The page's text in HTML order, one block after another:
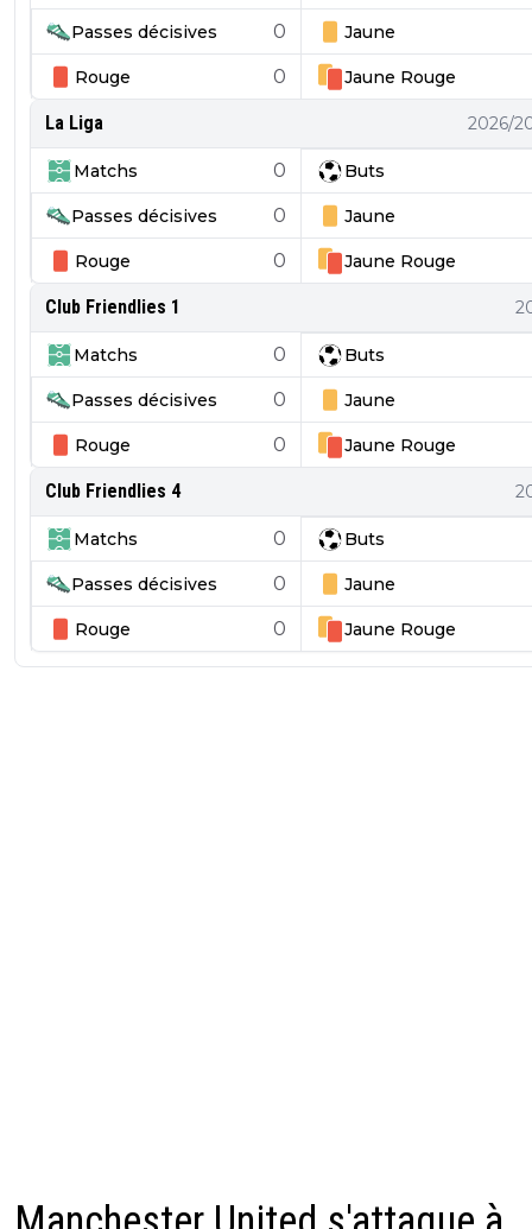
Passes décisives 0 Jaune
Rouge 0 Jaune Rouge
La Liga 2026/
Matchs 0 Buts
Passes décisives 0 Jaune
Rouge 0 Jaune Rouge
Club Friendlies 1
Matchs 0 Buts
Passes décisives 0 Jaune
Rouge 0 Jaune Rouge
Club Friendlies 4
Matchs 0 Buts
Passes décisives 0 Jaune
Rouge 0 Jaune Rouge